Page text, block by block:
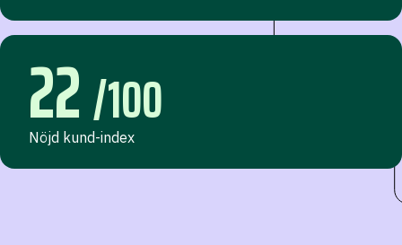
22/100
Nöjd kund-index